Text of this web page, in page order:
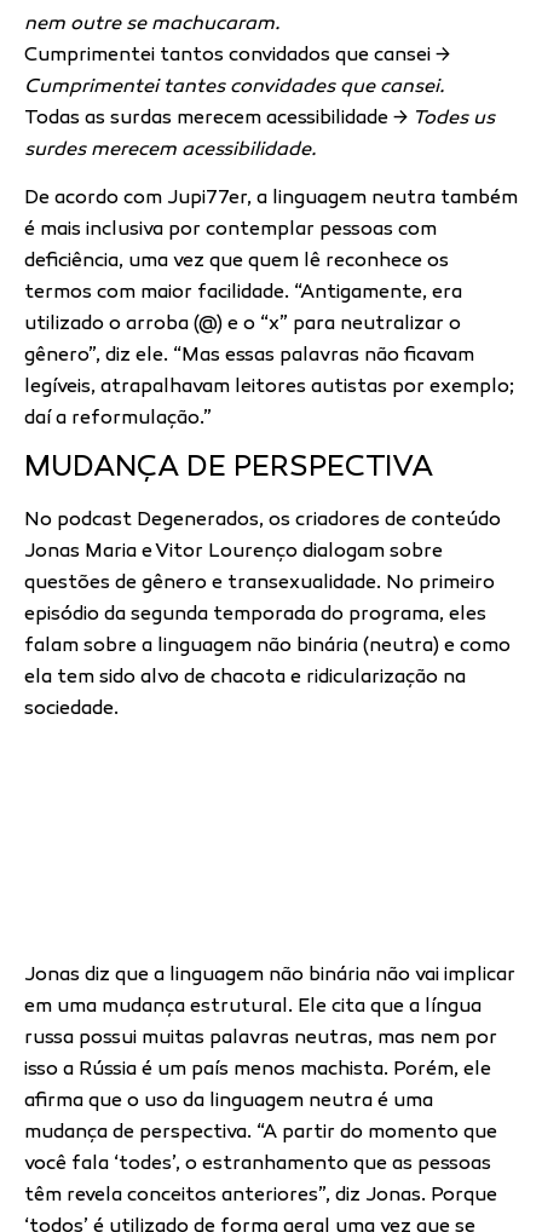
nem outre se machucaram.
Cumprimentei tantos convidados que cansei →
Cumprimentei tantes convidades que cansei.
Todas as surdas merecem acessibilidade → Todes us
surdes merecem acessibilidade.
De acordo com Jupi77er, a linguagem neutra também
é mais inclusiva por contemplar pessoas com
deficiência, uma vez que quem lê reconhece os
termos com maior facilidade. “Antigamente, era
utilizado o arroba (@) e o “x” para neutralizar o
gênero”, diz ele. “Mas essas palavras não ficavam
legíveis, atrapalhavam leitores autistas por exemplo;
daí a reformulação.”
MUDANÇA DE PERSPECTIVA
No podcast Degenerados, os criadores de conteúdo
Jonas Maria e Vitor Lourenço dialogam sobre
questões de gênero e transexualidade. No primeiro
episódio da segunda temporada do programa, eles
falam sobre a linguagem não binária (neutra) e como
ela tem sido alvo de chacota e ridicularização na
sociedade.
Jonas diz que a linguagem não binária não vai implicar
em uma mudança estrutural. Ele cita que a língua
russa possui muitas palavras neutras, mas nem por
isso a Rússia é um país menos machista. Porém, ele
afirma que o uso da linguagem neutra é uma
mudança de perspectiva. “A partir do momento que
você fala ‘todes’, o estranhamento que as pessoas
têm revela conceitos anteriores”, diz Jonas. Porque